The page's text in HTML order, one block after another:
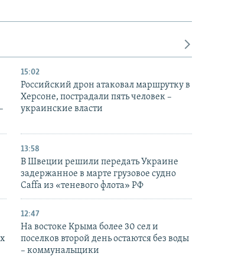
15:02
Российский дрон атаковал маршрутку в
Херсоне, пострадали пять человек –
украинские власти
13:58
В Швеции решили передать Украине
задержанное в марте грузовое судно
Caffa из «теневого флота» РФ
12:47
На востоке Крыма более 30 сел и
поселков второй день остаются без воды
– коммунальщики